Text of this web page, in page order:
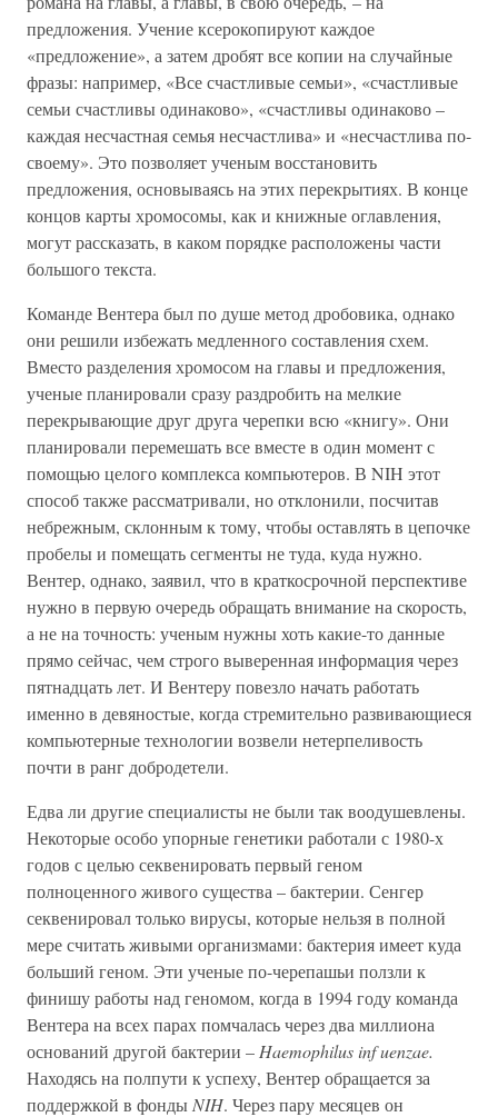
предложения. Учение ксерокопируют каждое
«предложение», а затем дробят все копии на случайные
фразы: например, «Все счастливые семьи», «счастливые
семьи счастливы одинаково», «счастливы одинаково –
каждая несчастная семья несчастлива» и «несчастлива по-
своему». Это позволяет ученым восстановить
предложения, основываясь на этих перекрытиях. В конце
концов карты хромосомы, как и книжные оглавления,
могут рассказать, в каком порядке расположены части
большого текста.
Команде Вентера был по душе метод дробовика, однако
они решили избежать медленного составления схем.
Вместо разделения хромосом на главы и предложения,
ученые планировали сразу раздробить на мелкие
перекрывающие друг друга черепки всю «книгу». Они
планировали перемешать все вместе в один момент с
помощью целого комплекса компьютеров. В NIH этот
способ также рассматривали, но отклонили, посчитав
небрежным, склонным к тому, чтобы оставлять в цепочке
пробелы и помещать сегменты не туда, куда нужно.
Вентер, однако, заявил, что в краткосрочной перспективе
нужно в первую очередь обращать внимание на скорость,
а не на точность: ученым нужны хоть какие-то данные
прямо сейчас, чем строго выверенная информация через
пятнадцать лет. И Вентеру повезло начать работать
именно в девяностые, когда стремительно развивающиеся
компьютерные технологии возвели нетерпеливость
почти в ранг добродетели.
Едва ли другие специалисты не были так воодушевлены.
Некоторые особо упорные генетики работали с 1980-х
годов с целью секвенировать первый геном
полноценного живого существа – бактерии. Сенгер
секвенировал только вирусы, которые нельзя в полной
мере считать живыми организмами: бактерия имеет куда
больший геном. Эти ученые по-черепашьи ползли к
финишу работы над геномом, когда в 1994 году команда
Вентера на всех парах помчалась через два миллиона
оснований другой бактерии – Haemophilus inf uenzae.
Находясь на полпути к успеху, Вентер обращается за
поддержкой в фонды NIH. Через пару месяцев он